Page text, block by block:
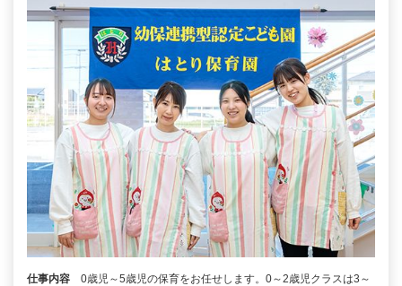
仕事内容
0歳児～5歳児の保育をお任せします。0～2歳児クラスは3～